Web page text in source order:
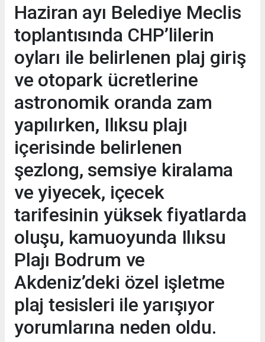
Haziran ayı Belediye Meclis
toplantısında CHP’lilerin
oyları ile belirlenen plaj giriş
ve otopark ücretlerine
astronomik oranda zam
yapılırken, Ilıksu plajı
içerisinde belirlenen
şezlong, semsiye kiralama
ve yiyecek, içecek
tarifesinin yüksek fiyatlarda
oluşu, kamuoyunda Ilıksu
Plajı Bodrum ve
Akdeniz’deki özel işletme
plaj tesisleri ile yarışıyor
yorumlarına neden oldu.